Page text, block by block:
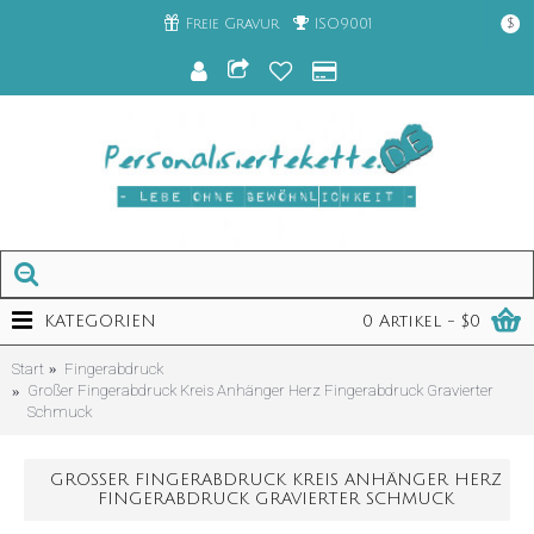
Freie Gravur ISO9001 $
0 Artikel - $0
KATEGORIEN
Start
Fingerabdruck
Großer Fingerabdruck Kreis Anhänger Herz Fingerabdruck Gravierter
Schmuck
GROSSER FINGERABDRUCK KREIS ANHÄNGER HERZ F
INGERABDRUCK GRAVIERTER SCHMUCK